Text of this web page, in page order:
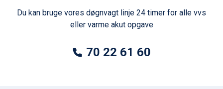
Du kan bruge vores døgnvagt linje 24 timer for alle vvs
eller varme akut opgave
70 22 61 60